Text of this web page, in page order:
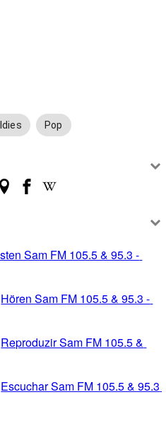
Pop
Sam FM 105.5 & 95.3 -
Hören Sam FM 105.5 & 95.3 -
Reproduzir Sam FM 105.5 &
Escuchar Sam FM 105.5 & 95.3